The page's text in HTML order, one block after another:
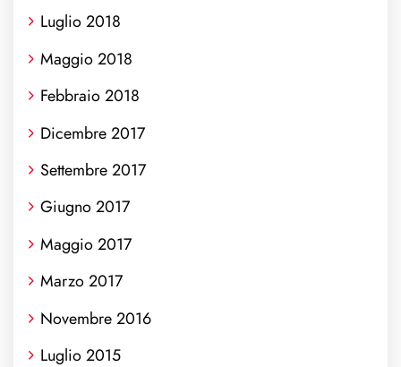
Luglio 2018
Maggio 2018
Febbraio 2018
Dicembre 2017
Settembre 2017
Giugno 2017
Maggio 2017
Marzo 2017
Novembre 2016
Luglio 2015